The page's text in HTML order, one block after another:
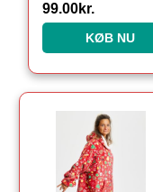
99.00kr.
KØB NU